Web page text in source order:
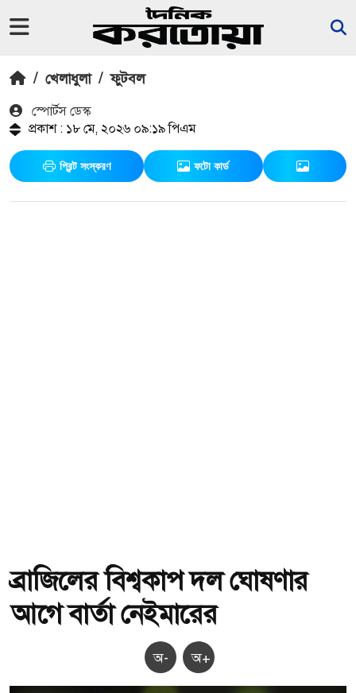
/ খেলাধুলা / ফুটবল
স্পোর্টস ডেস্ক
প্রকাশ : ১৮ মে, ২০২৬ ০৯:১৯ পিএম
প্রিন্ট সংস্করণ ফটো কার্ড
ব্রাজিলের বিশ্বকাপ দল ঘোষণার
আগে বার্তা নেইমারের
অ- অ+